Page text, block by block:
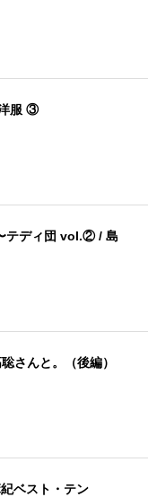
服 ③
テディ団 vol.② / 島
さんと。（後編）
ベスト・テン